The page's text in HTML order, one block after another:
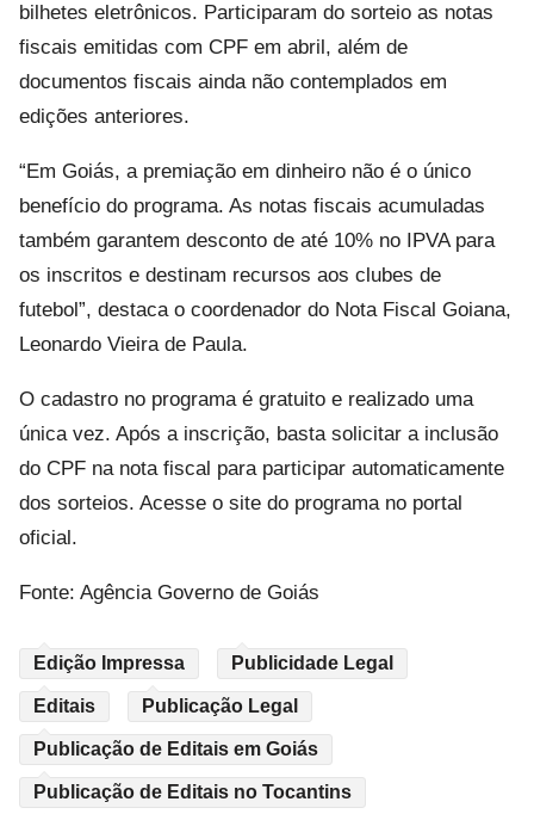
bilhetes eletrônicos. Participaram do sorteio as notas
fiscais emitidas com CPF em abril, além de
documentos fiscais ainda não contemplados em
edições anteriores.
“Em Goiás, a premiação em dinheiro não é o único
benefício do programa. As notas fiscais acumuladas
também garantem desconto de até 10% no IPVA para
os inscritos e destinam recursos aos clubes de
futebol”, destaca o coordenador do Nota Fiscal Goiana,
Leonardo Vieira de Paula.
O cadastro no programa é gratuito e realizado uma
única vez. Após a inscrição, basta solicitar a inclusão
do CPF na nota fiscal para participar automaticamente
dos sorteios. Acesse o site do programa no portal
oficial.
Fonte: Agência Governo de Goiás
Edição Impressa Publicidade Legal
Editais Publicação Legal
Publicação de Editais em Goiás
Publicação de Editais no Tocantins